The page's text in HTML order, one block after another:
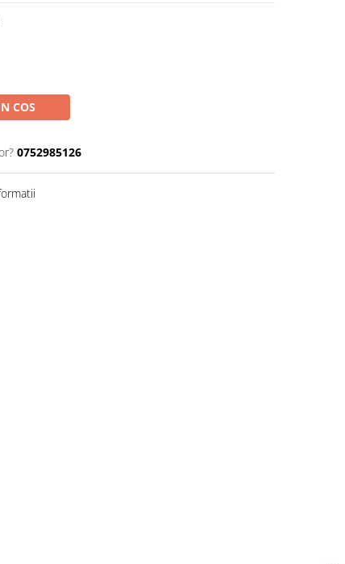
COS
0752985126